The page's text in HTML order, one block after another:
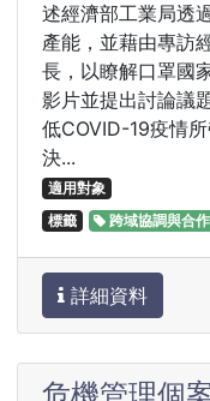
述經濟部工業局透
產能，並藉由專訪
長，以瞭解口罩國
影片並提出討論議
低COVID-19疫情
決...
適用對象
標籤
跨域協調與合作
詳細資料